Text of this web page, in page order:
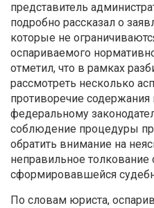
представитель
подробно рассказал о
которые не
оспариваемого
отметил, что в рамках
рассмотреть несколько
противоречие содержания
федеральному
соблюдение процедуры
обратить внимание на
неправильное толкование
сформировавшейся
По словам юриста,